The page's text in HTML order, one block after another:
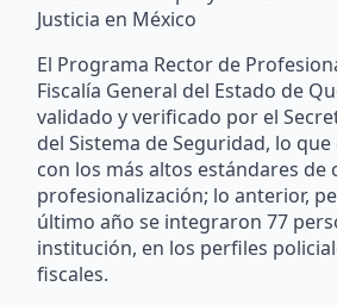
Justicia en México
El Programa Rector de
Fiscalía General del Estado de
validado y verificado por el
del Sistema de Seguridad, lo
con los más altos estándares de
profesionalización; lo anterior,
último año se integraron 77
institución, en los perfiles
fiscales.